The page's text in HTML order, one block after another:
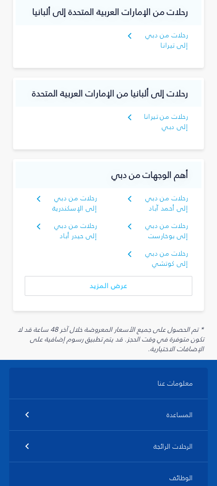
رحلات من الإمارات العربية المتحدة إلى ألبانيا
رحلات من دبي
إلى تيرانا
رحلات إلى ألبانيا من الإمارات العربية المتحدة
رحلات من تيرانا
إلى دبي
أهم الوجهات من دبي
رحلات من دبي
إلى أحمد آباد
رحلات من دبي
إلى الإسكندرية
رحلات من دبي
إلى بوخارست
رحلات من دبي
إلى حيدر أباد
رحلات من دبي
إلى كوتشي
عرض المزيد
* تم الحصول على جميع الأسعار المعروضة خلال آخر 48 ساعة قد لا
تكون متوفرة في وقت الحجز. قد يتم تطبيق رسوم إضافية على
الإضافات الاختيارية.
معلومات عنا
المساعدة
الرحلات الرائجة
الوظائف